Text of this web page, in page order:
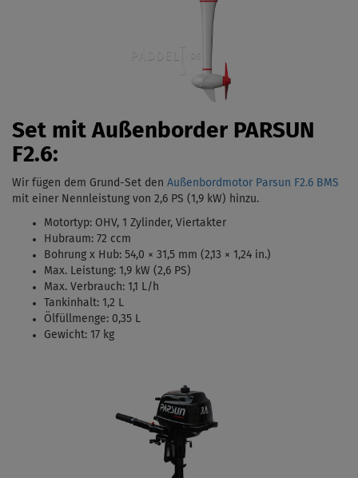
Set mit Außenborder PARSUN
F2.6:
Wir fügen dem Grund-Set den Außenbordmotor Parsun F2.6 BMS
mit einer Nennleistung von 2,6 PS (1,9 kW) hinzu.
Motortyp: OHV, 1 Zylinder, Viertakter
Hubraum: 72 ccm
Bohrung x Hub: 54,0 × 31,5 mm (2,13 × 1,24 in.)
Max. Leistung: 1,9 kW (2,6 PS)
Max. Verbrauch: 1,1 L/h
Tankinhalt: 1,2 L
Ölfüllmenge: 0,35 L
Gewicht: 17 kg